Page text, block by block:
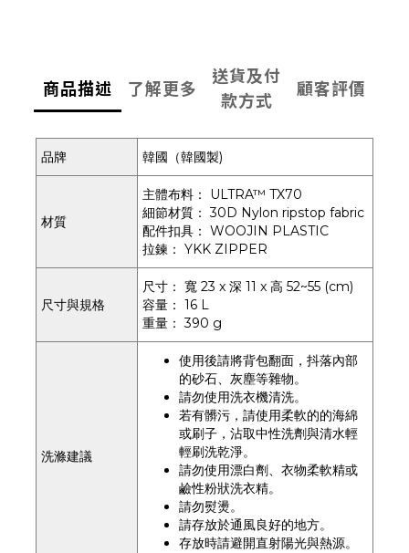
商品描述 了解更多
送貨及付
款方式
顧客評價
品牌 韓國（韓國製)
材質
主體布料： ULTRA™ TX70
細節材質： 30D Nylon ripstop fabric
配件扣具： WOOJIN PLASTIC
拉鍊： YKK ZIPPER
尺寸與規格
尺寸： 寬 23 x 深 11 x 高 52~55 (cm)
容量： 16 L
重量： 390 g
洗滌建議
使用後請將背包翻面，抖落內部
的砂石、灰塵等雜物。
請勿使用洗衣機清洗。
若有髒污，請使用柔軟的的海綿
或刷子，沾取中性洗劑與清水輕
輕刷洗乾淨。
請勿使用漂白劑、衣物柔軟精或
鹼性粉狀洗衣精。
請勿熨燙。
請存放於通風良好的地方。
存放時請避開直射陽光與熱源。